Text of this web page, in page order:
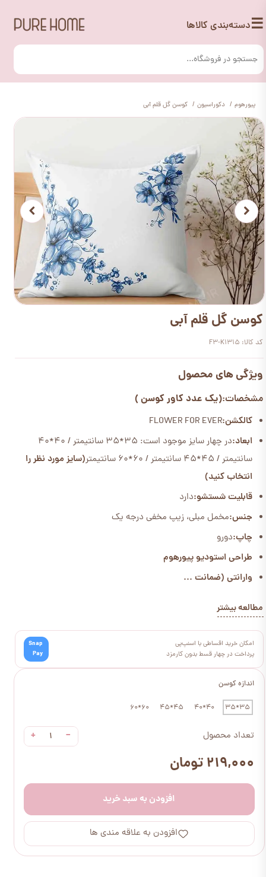
☰دسته‌بندی کالاها
پیورهوم دکوراسیون کوسن گل قلم آبی
اندازه کوسن
35*35
40*40
45*45
60*60
تعداد محصول −
+
۲۱۹,۰۰۰ تومان
افزودن به سبد خرید
افزودن به علاقه مندی ها
کوسن گل قلم آبی
کد کالا: F3-K1315
ویژگی های محصول
مشخصات:(یک عدد کاور کوسن )
کالکشن:FLOWER FOR EVER
ابعاد:
در چهار سایز موجود است: 35*35 سانتیمتر / 40*40
سانتیمتر / 45*45 سانتیمتر / 60*60 سانتیمتر
(سایز مورد نظر را
انتخاب کنید)
قابلیت شستشو:دارد
جنس:مخمل مبلی، زیپ مخفی درجه یک
چاپ:دورو
طراحی استودیو پیورهوم
وارانتی (ضمانت ...
مطالعه بیشتر
امکان خرید اقساطی با اسنپ‌پی
پرداخت در چهار قسط بدون کارمزد
Snap
Pay